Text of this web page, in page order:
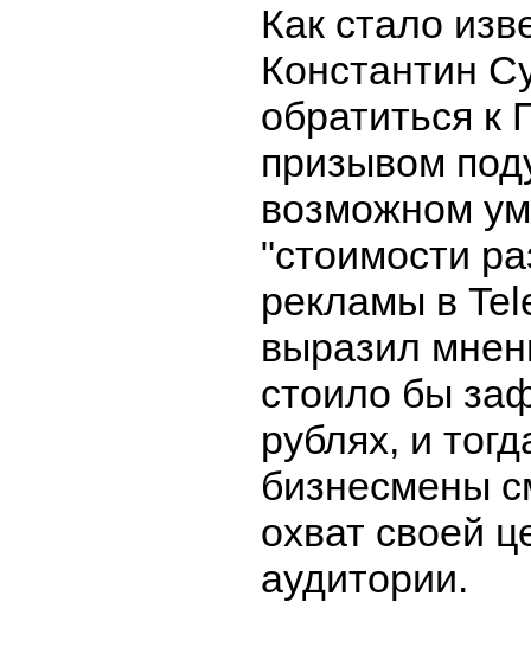
Как стало
Константин
обратиться к
призывом
возможном
"стоимости
рекламы в
выразил
стоило бы
рублях, и
бизнесмены
охват своей
аудитории.